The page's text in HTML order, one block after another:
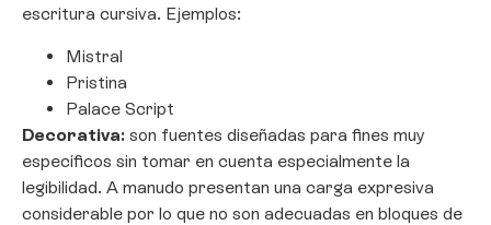
escritura cursiva. Ejemplos:
Mistral
Pristina
Palace Script
Decorativa: son fuentes diseñadas para fines muy
específicos sin tomar en cuenta especialmente la
legibilidad. A manudo presentan una carga expresiva
considerable por lo que no son adecuadas en bloques de